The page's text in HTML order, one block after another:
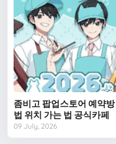
좀비고 팝업스토어 예약방
법 위치 가는 법 공식카페
09 July, 2026